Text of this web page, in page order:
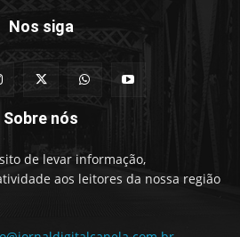
Nos siga
Sobre nós
de levar informação,
aos leitores da nossa região